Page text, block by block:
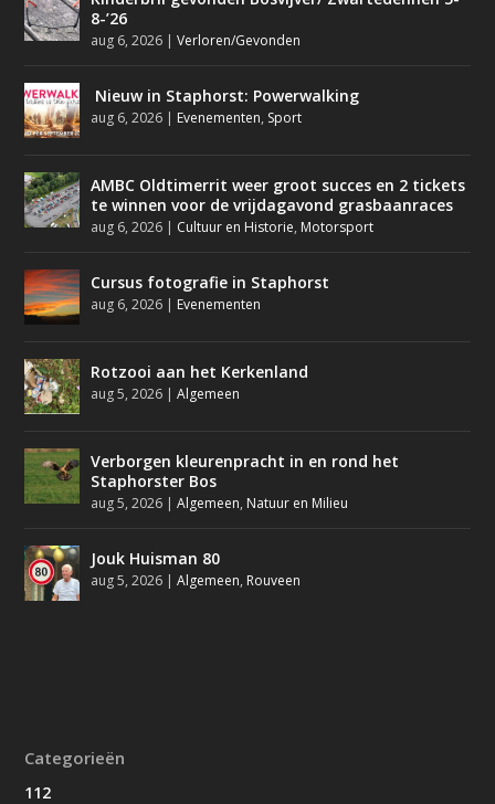
8-’26
aug 6, 2026 |Verloren/Gevonden
Nieuw in Staphorst: Powerwalking
aug 6, 2026 | Evenementen, Sport
AMBC Oldtimerrit weer groot succes en 2 tickets
te winnen voor de vrijdagavond grasbaanraces
aug 6, 2026 | Cultuur en Historie, Motorsport
Cursus fotografie in Staphorst
aug 6, 2026 | Evenementen
Rotzooi aan het Kerkenland
aug 5, 2026 |Algemeen
Verborgen kleurenpracht in en rond het
Staphorster Bos
aug 5, 2026 |Algemeen, Natuur en Milieu
Jouk Huisman 80
aug 5, 2026 |Algemeen, Rouveen
Categorieën
112